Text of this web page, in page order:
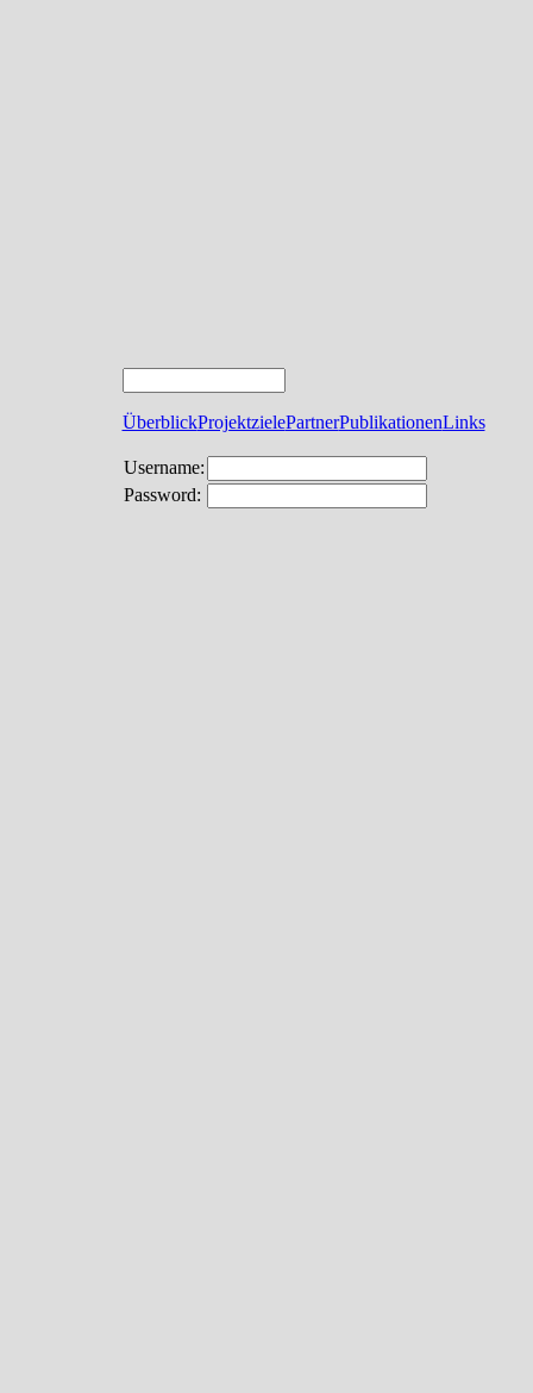
ÜberblickProjektzielePartnerPublikationenLinks
Username:
Password: